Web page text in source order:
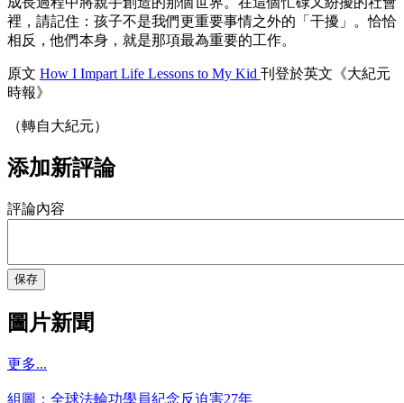
裡，請記住：孩子不是我們更重要事情之外的「干擾」。恰恰
相反，他們本身，就是那項最為重要的工作。
原文 How I Impart Life Lessons to My Kid 刊登於英文《大紀元
時報》
（轉自大紀元）
添加新評論
評論內容
保存
圖片新聞
更多...
組圖：全球法輪功學員紀念反迫害27年